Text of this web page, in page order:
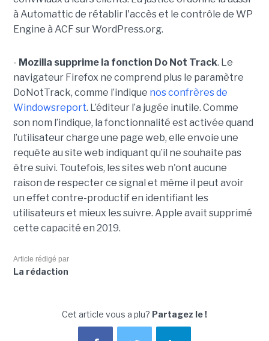
à Automattic de rétablir l'accès et le contrôle de WP
Engine à ACF sur WordPress.org.
- Mozilla supprime la fonction Do Not Track. Le
navigateur Firefox ne comprend plus le paramètre
DoNotTrack, comme l’indique nos confrères de
Windowsreport. L’éditeur l’a jugée inutile. Comme
son nom l’indique, la fonctionnalité est activée quand
l’utilisateur charge une page web, elle envoie une
requête au site web indiquant qu’il ne souhaite pas
être suivi. Toutefois, les sites web n'ont aucune
raison de respecter ce signal et même il peut avoir
un effet contre-productif en identifiant les
utilisateurs et mieux les suivre. Apple avait supprimé
cette capacité en 2019.
Article rédigé par
La rédaction
Cet article vous a plu? Partagez le !